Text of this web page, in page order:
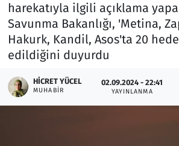
harekatıyla ilgili açıklama
Savunma Bakanlığı, 'Metina,
Hakurk, Kandil, Asos'ta 20
edildiğini duyurdu
HICRET YÜCEL
MUHABIR
02.09.2024 - 22:41
YAYINLANMA
Memur ve Kamu
Otomobil
Ramazan